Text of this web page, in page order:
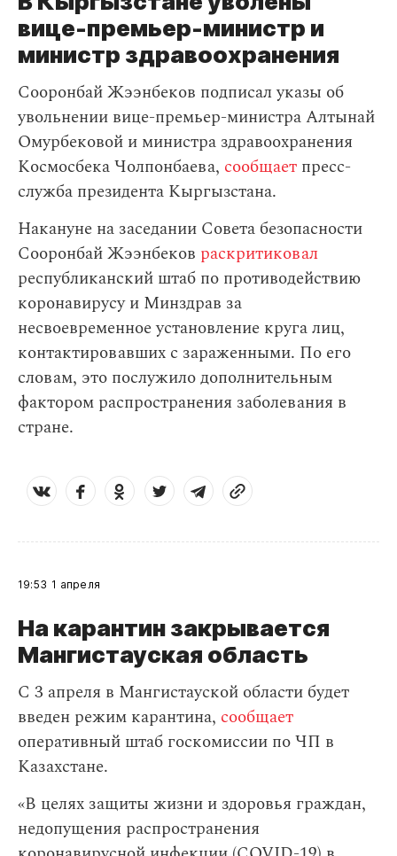
вице-премьер-министр и
министр здравоохранения
Сооронбай Жээнбеков подписал указы об
увольнении вице-премьер-министра Алтынай
Омурбековой и министра здравоохранения
Космосбека Чолпонбаева, сообщает пресс-
служба президента Кыргызстана.
Накануне на заседании Совета безопасности
Сооронбай Жээнбеков раскритиковал
республиканский штаб по противодействию
коронавирусу и Минздрав за
несвоевременное установление круга лиц,
контактировавших с зараженными. По его
словам, это послужило дополнительным
фактором распространения заболевания в
стране.
19:53 1 апреля
На карантин закрывается
Мангистауская область
С 3 апреля в Мангистауской области будет
введен режим карантина, сообщает
оперативный штаб госкомиссии по ЧП в
Казахстане.
«В целях защиты жизни и здоровья граждан,
недопущения распространения